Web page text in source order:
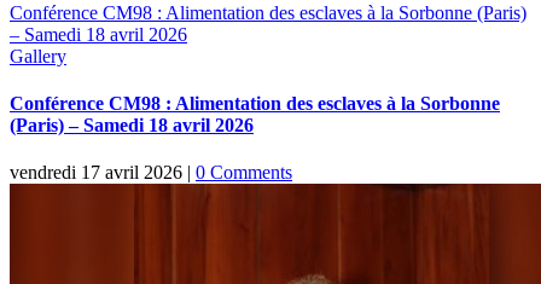
Conférence CM98 : Alimentation des esclaves à la Sorbonne (Paris)
– Samedi 18 avril 2026
Gallery
Conférence CM98 : Alimentation des esclaves à la Sorbonne
(Paris) – Samedi 18 avril 2026
vendredi 17 avril 2026 | 0 Comments